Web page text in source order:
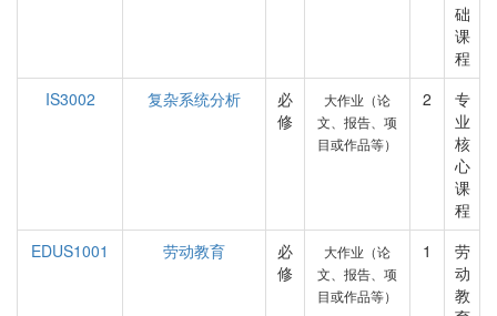
础
课
程
IS3002
复杂系统分析
必
修
大作业（论
文、报告、项
目或作品等）
2
专
业
核
心
课
程
EDUS1001
劳动教育
必
修
大作业（论
文、报告、项
目或作品等）
1
劳
动
教